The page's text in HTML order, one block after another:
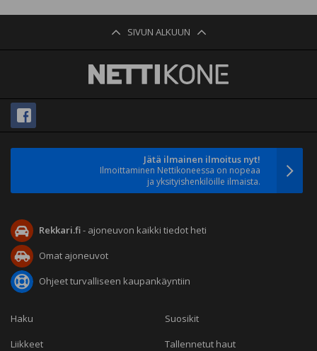
SIVUN ALKUUN
Jätä ilmainen ilmoitus nyt!
Ilmoittaminen Nettikoneessa on nopeaa
ja yksityishenkilöille ilmaista.
Rekkari.fi- ajoneuvon kaikki tiedot heti
Omat ajoneuvot
Ohjeet turvalliseen kaupankäyntiin
Haku
Liikkeet
Suosikit
Tallennetut haut